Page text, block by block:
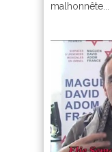
malhonnête...